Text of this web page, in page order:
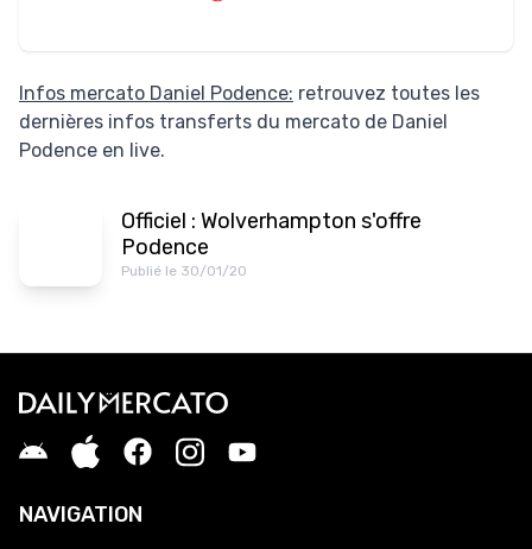
Infos mercato Daniel Podence: retrouvez toutes les
dernières infos transferts du mercato de Daniel
Podence en live.
Officiel : Wolverhampton s'offre
Podence
Publié le 30/01/20
NAVIGATION